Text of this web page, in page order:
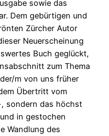
sowie das
Dem gebürtigen und
Zürcher Autor
Neuerscheinung
Buch geglückt,
zum Thema
m von uns früher
Übertritt vom
sondern das höchst
in gestochen
Wandlung des